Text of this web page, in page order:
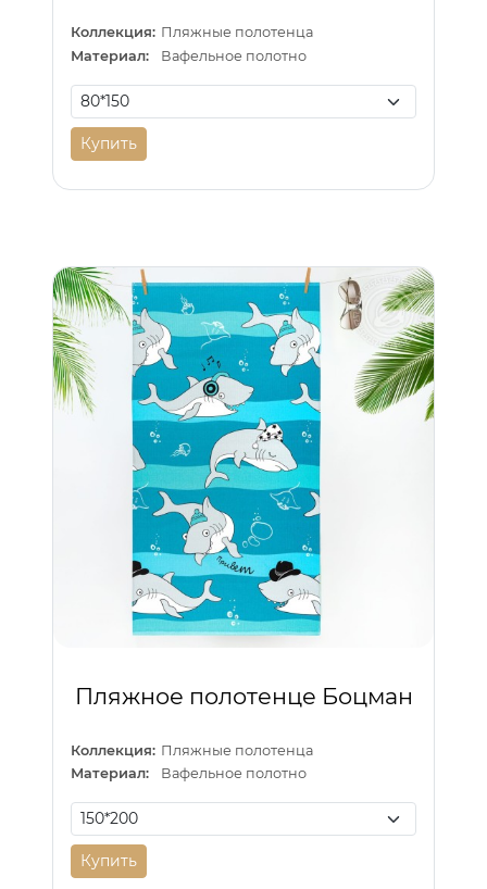
Коллекция: Пляжные полотенца
Материал:
Вафельное полотно
Купить
Пляжное полотенце Боцман
Коллекция: Пляжные полотенца
Материал:
Вафельное полотно
Купить